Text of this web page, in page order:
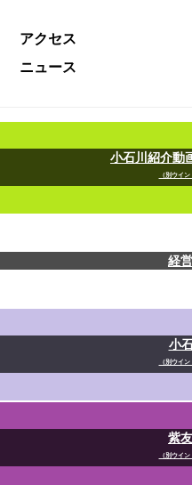
アクセス
ニュース
小石川紹介動
（別ウイ
経
小
（別ウイ
紫
（別ウイ